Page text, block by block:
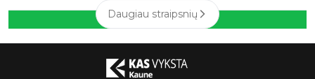
Daugiau straipsnių